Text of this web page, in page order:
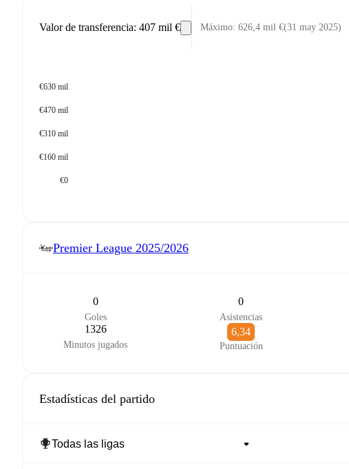
Valor de transferencia: 407 mil € Máximo: 626,4 mil €(31 may 2025)
€630 mil
€470 mil
€310 mil
€160 mil
€0
Premier League 2025/2026
0
Goles
0
Asistencias
1326
Minutos jugados
6,34
Puntuación
Estadísticas del partido